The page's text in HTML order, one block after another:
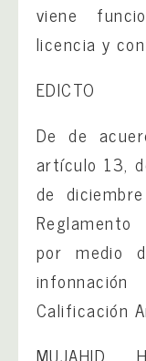
viene
licencia y
EDICTO
De de
artículo 13,
de
por medio
Calificación
MUJAHID